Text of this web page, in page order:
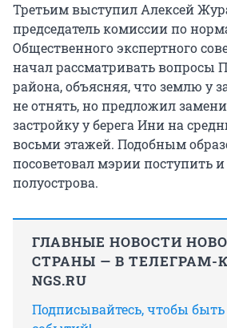
Третьим выступил Алексей
председатель комиссии по
Общественного экспертного
начал рассматривать вопросы
района, объясняя, что землю у
не отнять, но предложил
застройку у берега Ини на
восьми этажей. Подобным
посоветовал мэрии поступить
полуострова.
ГЛАВНЫЕ НОВОСТИ
СТРАНЫ — В ТЕЛЕГРАМ-
NGS.RU
Подписывайтесь, чтобы быть